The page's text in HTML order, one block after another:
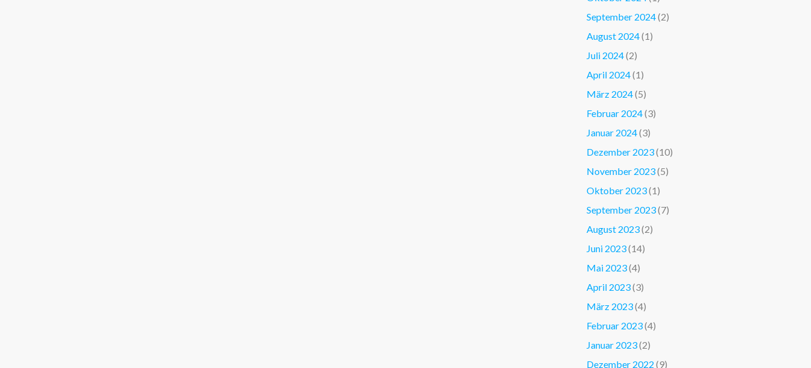
September 2024(2)
August 2024(1)
Juli 2024(2)
April 2024(1)
März 2024(5)
Februar 2024(3)
Januar 2024(3)
Dezember 2023(10)
November 2023(5)
Oktober 2023(1)
September 2023(7)
August 2023(2)
Juni 2023(14)
Mai 2023(4)
April 2023(3)
März 2023(4)
Februar 2023(4)
Januar 2023(2)
Dezember 2022 (9)